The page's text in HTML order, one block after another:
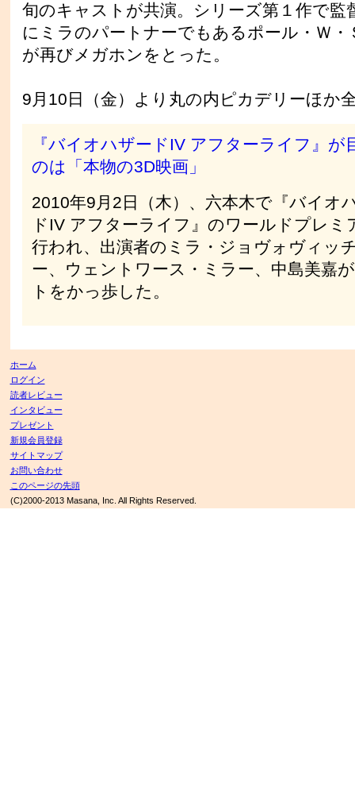
旬のキャストが共演。シリーズ第１作で監
にミラのパートナーでもあるポール・Ｗ・
が再びメガホンをとった。
9月10日（金）より丸の内ピカデリーほか
『バイオハザードIV アフターライフ』が
のは「本物の3D映画」
2010年9月2日（木）、六本木で『バイオ
ドIV アフターライフ』のワールドプレミ
行われ、出演者のミラ・ジョヴォヴィッ
ー、ウェントワース・ミラー、中島美嘉
トをかっ歩した。
ホーム
ログイン
読者レビュー
インタビュー
プレゼント
新規会員登録
サイトマップ
お問い合わせ
このページの先頭
(C)2000-2013 Masana, Inc. All Rights Reserved.